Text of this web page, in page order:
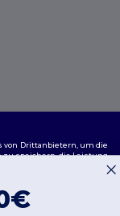
Map
von Drittanbietern, um die
zu speichern, die Leistung
Surferlebnis
Inhalt, optimierten
Cookies, die für